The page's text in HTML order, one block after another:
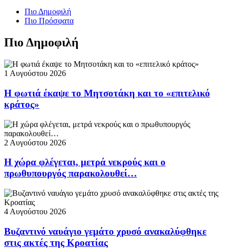
Πιο Δημοφιλή
Πιο Πρόσφατα
Πιο Δημοφιλή
1 Αυγούστου 2026
Η φωτιά έκαψε το Μητσοτάκη και το «επιτελικό
κράτος»
2 Αυγούστου 2026
Η χώρα φλέγεται, μετρά νεκρούς και ο
πρωθυπουργός παρακολουθεί…
4 Αυγούστου 2026
Βυζαντινό ναυάγιο γεμάτο χρυσό ανακαλύφθηκε
στις ακτές της Κροατίας